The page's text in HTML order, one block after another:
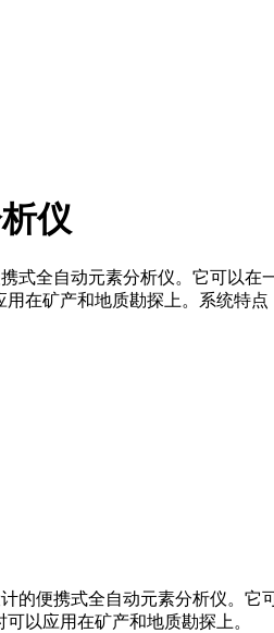
仪
式全自动元素分析仪。它可以
在矿产和地质勘探上。系统特
的便携式全自动元素分析仪。
以应用在矿产和地质勘探上。